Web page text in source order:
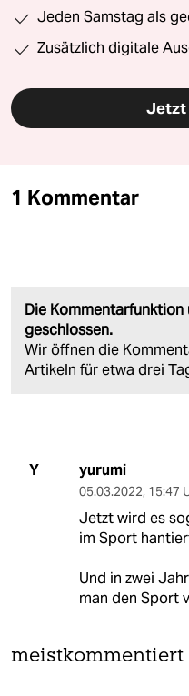
Jeden Samstag als
Zusätzlich digitale
Jetzt
1 Kommentar
Die
geschlossen.
Wir öffnen die
Artikeln für etwa drei
Y yurumi
05.03.2022, 15:47
Jetzt wird es
im Sport
Und in zwei
man den Sport
meistkommentiert